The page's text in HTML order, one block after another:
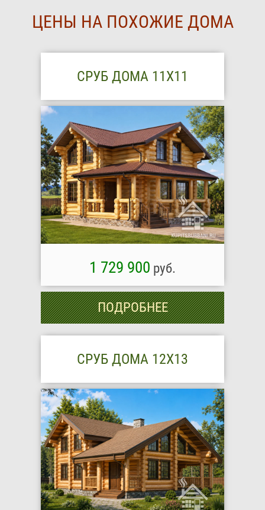
ЦЕНЫ НА ПОХОЖИЕ ДОМА
СРУБ ДОМА 11X11
1 729 900 руб.
ПОДРОБНЕЕ
СРУБ ДОМА 12X13